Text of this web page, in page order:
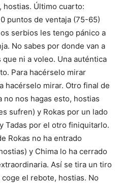
hostias. Último cuarto:
puntos de ventaja (75-65)
serbios les tengo pánico a
No sabes por donde van a
que ni a voleo. Una auténtica
Para hacérselo mirar
hacérselo mirar. Otro final de
no nos hagas esto, hostias
sufren) y Rokas por un lado
Tadas por el otro finiquitarlo.
Rokas no ha entrado
y Chima lo ha cerrado
Así se tira un tiro
el rebote, hostias. No